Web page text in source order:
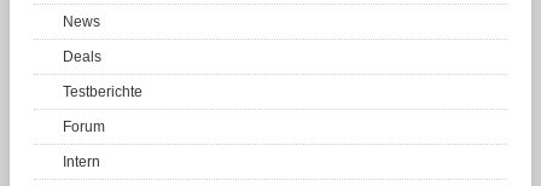
News
Deals
Testberichte
Forum
Intern